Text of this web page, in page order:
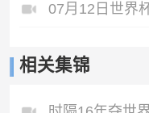
相关集锦